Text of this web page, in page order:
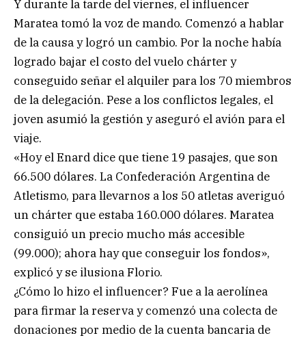
Y durante la tarde del viernes, el influencer
Maratea tomó la voz de mando. Comenzó a hablar
de la causa y logró un cambio. Por la noche había
logrado bajar el costo del vuelo chárter y
conseguido señar el alquiler para los 70 miembros
de la delegación. Pese a los conflictos legales, el
joven asumió la gestión y aseguró el avión para el
viaje.
«Hoy el Enard dice que tiene 19 pasajes, que son
66.500 dólares. La Confederación Argentina de
Atletismo, para llevarnos a los 50 atletas averiguó
un chárter que estaba 160.000 dólares. Maratea
consiguió un precio mucho más accesible
(99.000); ahora hay que conseguir los fondos»,
explicó y se ilusiona Florio.
¿Cómo lo hizo el influencer? Fue a la aerolínea
para firmar la reserva y comenzó una colecta de
donaciones por medio de la cuenta bancaria de